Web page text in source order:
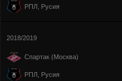
РПЛ, Русия
2018/2019
Спартак (Москва)
РПЛ, Русия